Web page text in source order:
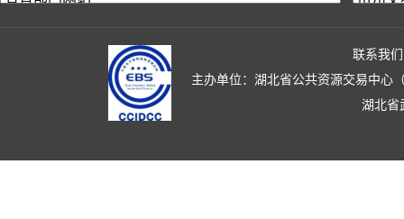
联系我们
主办单位：湖北省公共资源交易中心
湖北省